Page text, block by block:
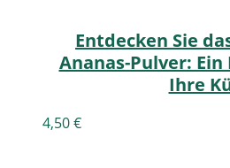
Entdecken Sie
Ananas-Pulver:
Ihre
4,50€